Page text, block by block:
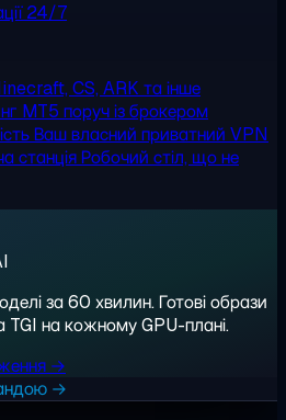
24/7
CS, ARK та інше
MT5 поруч із брокером
Ваш власний приватний VPN
станціяРобочий стіл, що не
за 60 хвилин. Готові образи
на кожному GPU-плані.
→
→